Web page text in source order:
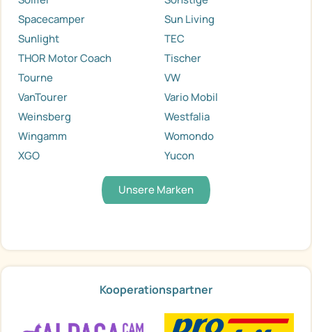
Spacecamper
Sun Living
Sunlight
TEC
THOR Motor Coach
Tischer
Tourne
VW
VanTourer
Vario Mobil
Weinsberg
Westfalia
Wingamm
Womondo
XGO
Yucon
Unsere Marken
Kooperationspartner